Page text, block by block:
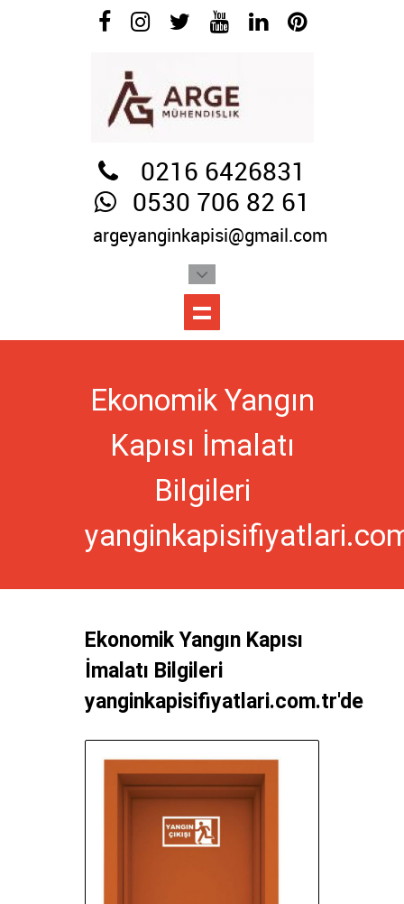
0216 6426831
0530 706 82 61
argeyanginkapisi@gmail.com
Ekonomik Yangın
Kapısı İmalatı
Bilgileri
Ekonomik Yangın Kapısı
İmalatı Bilgileri
yanginkapisifiyatlari.com.tr'de